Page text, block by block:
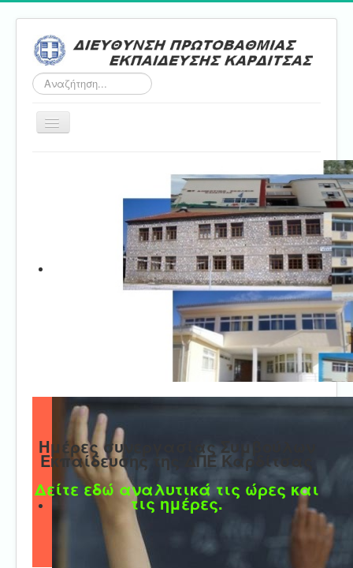
Αναζήτηση...
Εναλλαγή
Ημέρες συνεργασίας Συμβούλων
Εκπαίδευσης της ΔΠΕ Καρδίτσας
Δείτε εδώ αναλυτικά τις ώρες και
τις ημέρες.